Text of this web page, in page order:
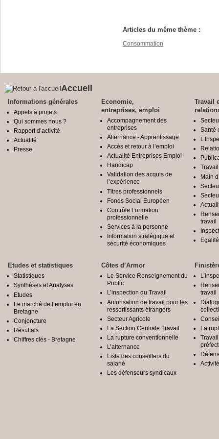
Articles du même thème :
Consommation
Accueil
Informations générales
Appels à projets
Qui sommes nous ?
Rapport d’activité
Actualité
Presse
Economie,
entreprises, emploi
Accompagnement des
entreprises
Alternance - Apprentissage
Accès et retour à l’emploi
Actualité Entreprises Emploi
Handicap
Validation des acquis de
l’expérience
Titres professionnels
Fonds Social Européen
Contrôle Formation
professionnelle
Services à la personne
Information stratégique et
sécurité économiques
Travail
Santé
Main
travail
Etudes et statistiques
Statistiques
Synthèses et Analyses
Etudes
Le marché de l’emploi en
Bretagne
Conjoncture
Résultats
Chiffres clés - Bretagne
Côtes d’Armor
Le Service Renseignement du
Public
L’inspection du Travail
Autorisation de travail pour les
ressortissants étrangers
Secteur Agricole
La Section Centrale Travail
La rupture conventionnelle
L’alternance
Liste des conseillers du
salarié
Les défenseurs syndicaux
travail
La